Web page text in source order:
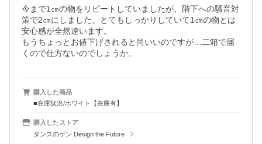
今まで1㎝の物をリピートしていましたが、階下への騒音対
策で2㎝にしました。とてもしっかりしていて1㎝の物とは
安心感が全然違います。
もうちょっとお値下げされると尚いいのですが…二箱で届
くので仕方ないのでしょうか。
購入した商品
■在庫状況/ホワイト【在庫有】
購入したストア
タンスのゲン Design the Future